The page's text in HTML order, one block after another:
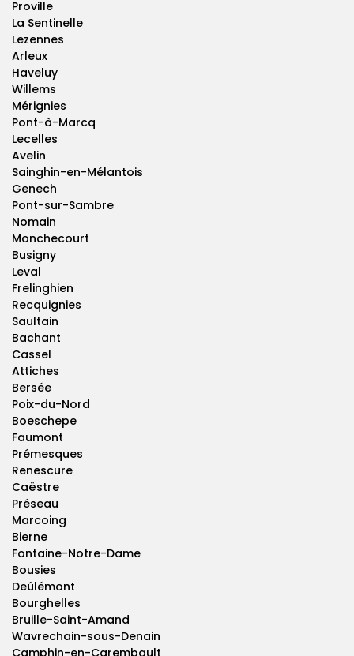
Proville
La Sentinelle
Lezennes
Arleux
Haveluy
Willems
Mérignies
Pont-à-Marcq
Lecelles
Avelin
Sainghin-en-Mélantois
Genech
Pont-sur-Sambre
Nomain
Monchecourt
Busigny
Leval
Frelinghien
Recquignies
Saultain
Bachant
Cassel
Attiches
Bersée
Poix-du-Nord
Boeschepe
Faumont
Prémesques
Renescure
Caëstre
Préseau
Marcoing
Bierne
Fontaine-Notre-Dame
Bousies
Deûlémont
Bourghelles
Bruille-Saint-Amand
Wavrechain-sous-Denain